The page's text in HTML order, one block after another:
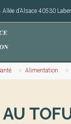
Allée d’Alsace 40530
Alimentation